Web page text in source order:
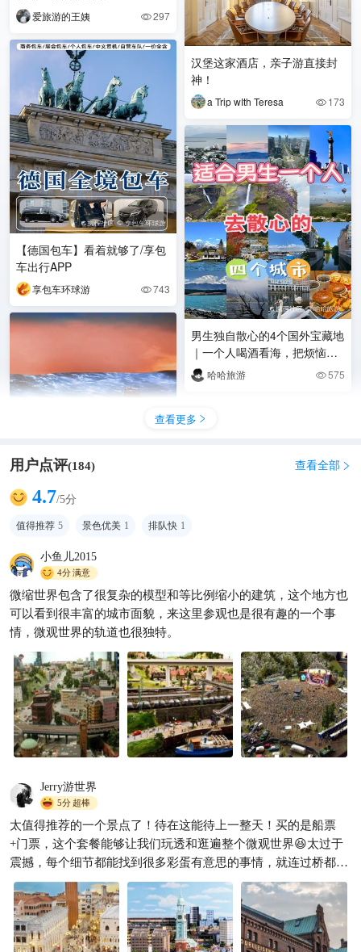
爱旅游的王姨 297
【德国包车】看着就够了/享包
车出行APP
享包车环球游 743
德国汉堡 # 微缩景观世界 # 景
小果爱旅游
汉堡这家酒店，亲子游直接封
神！
a Trip wIth Teresa  173
男生独自散心的4个国外宝藏地
｜一个人喝酒看海，把烦恼丢
进风里
哈哈旅游 575
查看更多 
用户点评(184) 查看全部 
4.7/5分
值得推荐 5 景色优美 1 排队快 1
小鱼儿2015
4分满意
微缩世界包含了很复杂的模型和等比例缩小的建筑，这个地方也
可以看到很丰富的城市面貌，来这里参观也是很有趣的一个事
情，微观世界的轨道也很独特。
Jerry游世界
5分超棒
太值得推荐的一个景点了！待在这能待上一整天！买的是船票
+门票，这个套餐能够让我们玩透和逛遍整个微观世界😆太过于
震撼，每个细节都能找到很多彩蛋有意思的事情，就连过桥都有
小火车经过！！而且每次来乐园都会根据季节、实事等来不断更
新创造新的区域，很用心，每次重复来都能发现不一样的好玩有
趣场景！这一点太让人惊喜到了🥹🥹